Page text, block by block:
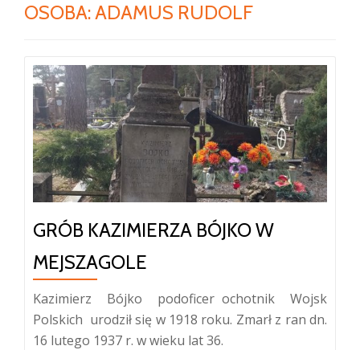
OSOBA:ADAMUS RUDOLF
GRÓB KAZIMIERZA BÓJKO W
MEJSZAGOLE
Kazimierz Bójko podoficer ochotnik Wojsk
Polskich urodził się w 1918 roku. Zmarł z ran dn.
16 lutego 1937 r. w wieku lat 36.